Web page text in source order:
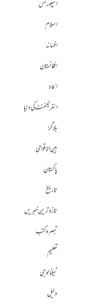
اسپورٹس
اسلام
افسانہ
افغانستان
الحاد
انٹرٹینمنٹ کی دنیا
بلاگز
بین الاقوامی
پاکستان
تاریخ
تازہ ترین خبریں
تبصرہ کتب
تعلیم
ٹیکنالوجی
دلیل